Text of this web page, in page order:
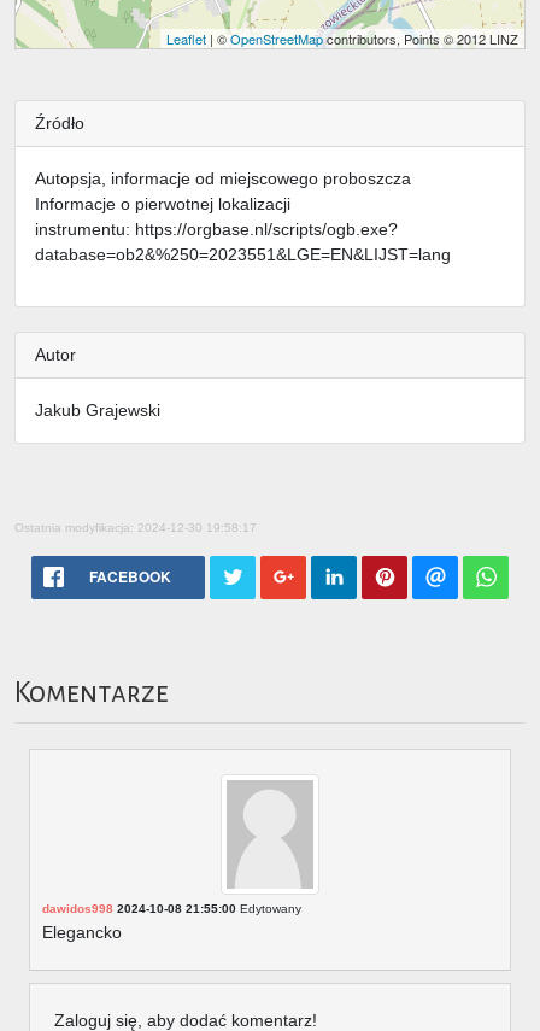
Leaflet | ©OpenStreetMapcontributors, Points © 2012 LINZ
Źródło
Autopsja, informacje od miejscowego proboszcza
Informacje o pierwotnej lokalizacji
instrumentu: https://orgbase.nl/scripts/ogb.exe?
database=ob2&%250=2023551&LGE=EN&LIJST=lang
Autor
Jakub Grajewski
Ostatnia modyfikacja: 2024-12-30 19:58:17
FACEBOOK
Komentarze
dawidos998 2024-10-08 21:55:00 Edytowany
Elegancko
Zaloguj się, aby dodać komentarz!